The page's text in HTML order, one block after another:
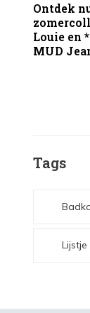
Ontdek
Louie en
MUD
Tags
Lijstje